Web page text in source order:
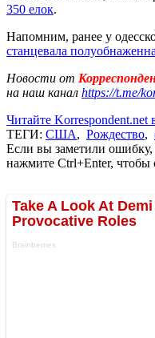
350 елок.
Напомним, ранее у
станцевала
Новости от
на наш канал https://t.me/
Читайте Korrespondent.net
ТЕГИ: США, Рождество,
Если вы заметили
нажмите Ctrl+Enter, чтобы